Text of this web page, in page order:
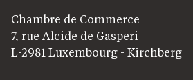
Chambre de Commerce
7, rue Alcide de Gasperi
L-2981 Luxembourg - Kirchberg